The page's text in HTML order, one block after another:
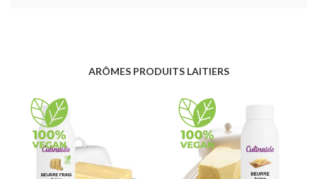
ARÔMES PRODUITS LAITIERS